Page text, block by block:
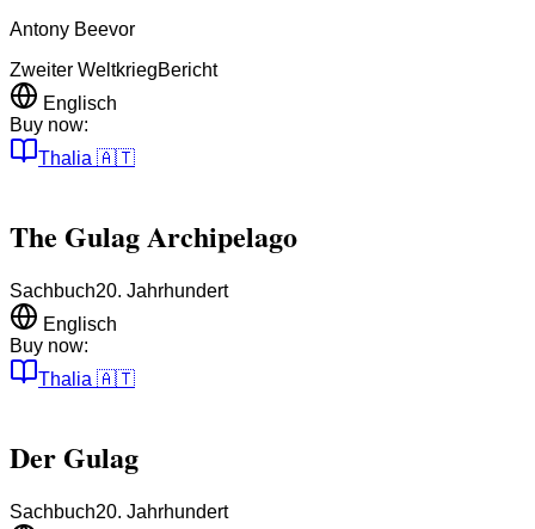
Antony Beevor
Zweiter WeltkriegBericht
Englisch
Buy now:
Thalia 🇦🇹
The Gulag Archipelago
Sachbuch20. Jahrhundert
Englisch
Buy now:
Thalia 🇦🇹
Der Gulag
Sachbuch20. Jahrhundert